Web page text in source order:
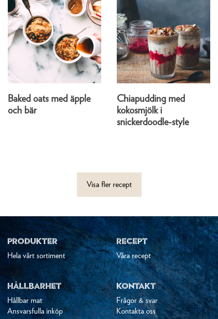
Baked oats med äpple
och bär
Chiapudding med
kokosmjölk i
snickerdoodle-style
Visa fler recept
PRODUKTER
Hela vårt sortiment
RECEPT
Våra recept
HÅLLBARHET
Hållbar mat
Ansvarsfulla inköp
KONTAKT
Frågor & svar
Kontakta oss